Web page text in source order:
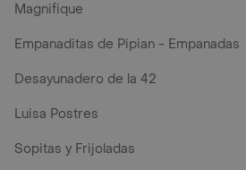
Magnifique
Empanaditas de Pipian - Empanadas
Desayunadero de la 42
Luisa Postres
Sopitas y Frijoladas